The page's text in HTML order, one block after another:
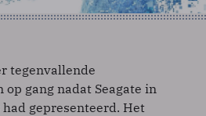
tegenvallende
gang nadat Seagate in
gepresenteerd. Het